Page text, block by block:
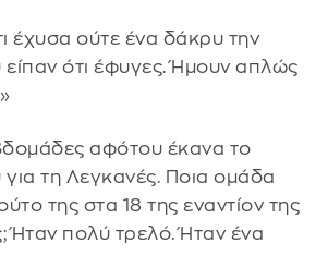
έχυσα ούτε ένα δάκρυ την
ότι έφυγες. Ήμουν απλώς
αφότου έκανα το
τη Λεγκανές. Ποια ομάδα
της στα 18 της εναντίον της
Ήταν πολύ τρελό. Ήταν ένα